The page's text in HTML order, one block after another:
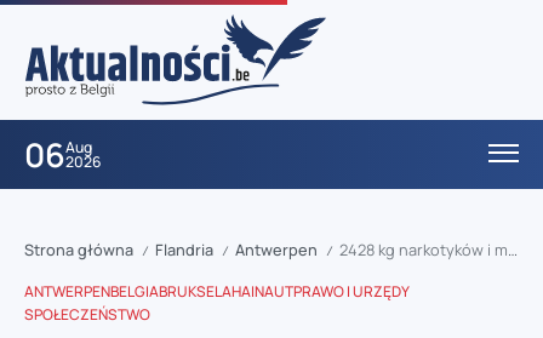
06Aug
2026
Strona główna / Flandria / Antwerpen / 2428 kg narkotyków i milionowe zyski – proces Sky ECC na finiszu
ANTWERPENBELGIABRUKSELAHAINAUTPRAWO I URZĘDY
SPOŁECZEŃSTWO